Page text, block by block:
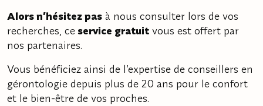
Alors n’hésitez pas à nous consulter lors de vos
recherches, ce service gratuit vous est offert par
nos partenaires.
Vous bénéficiez ainsi de l’expertise de conseillers en
gérontologie depuis plus de 20 ans pour le confort
et le bien-être de vos proches.